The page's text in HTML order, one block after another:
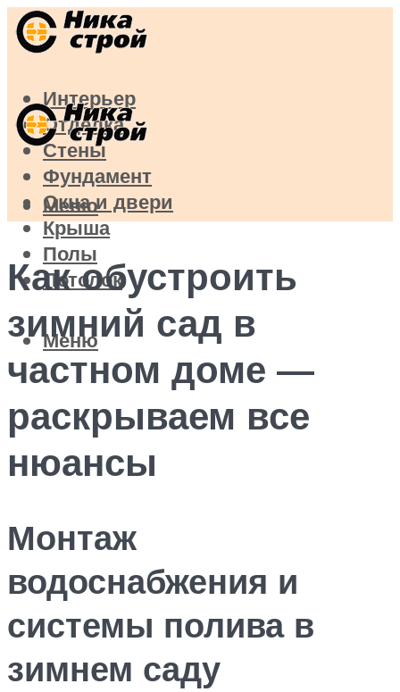
Интерьер
Отделка
Стены
Фундамент
Окна и двери
Крыша
Полы
Потолок
Меню
Меню
Как обустроить
зимний сад в
частном доме —
раскрываем все
нюансы
Монтаж
водоснабжения и
системы полива в
зимнем саду